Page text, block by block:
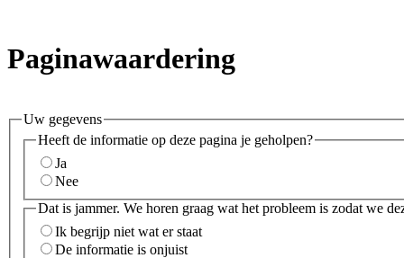
Paginawaardering
Uw gegevens
Heeft de informatie op deze pagina je geholpen?
Ja
Nee
Dat is jammer. We horen graag wat het probleem is zodat we
Ik begrijp niet wat er staat
De informatie is onjuist